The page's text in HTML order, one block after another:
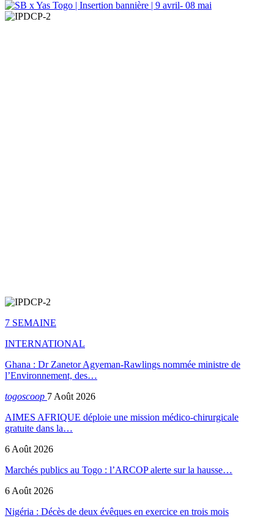
7 SEMAINE
INTERNATIONAL
Ghana : Dr Zanetor Agyeman-Rawlings nommée ministre de
l’Environnement, des…
togoscoop 7 Août 2026
AIMES AFRIQUE déploie une mission médico-chirurgicale
gratuite dans la…
6 Août 2026
Marchés publics au Togo : l’ARCOP alerte sur la hausse…
6 Août 2026
Nigéria : Décès de deux évêques en exercice en trois mois